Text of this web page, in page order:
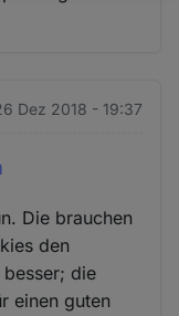
Dez 2018 - 19:37
Die brauchen
den
die
einen guten